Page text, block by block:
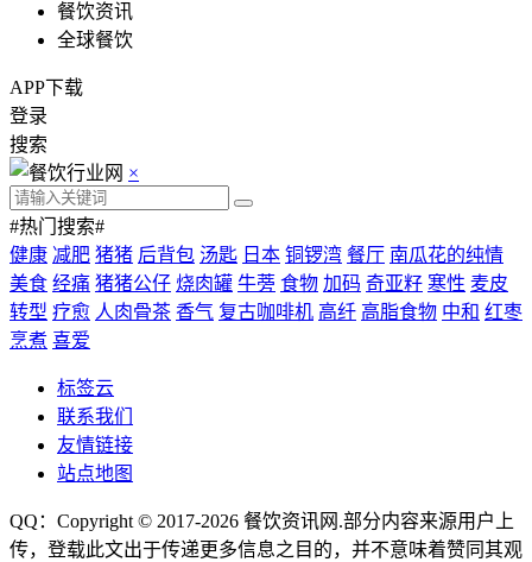
餐饮资讯
全球餐饮
APP下载
登录
搜索
×
#热门搜索#
健康 减肥 猪猪 后背包 汤匙 日本 铜锣湾 餐厅 南瓜花的纯情
美食 经痛 猪猪公仔 烧肉罐 牛蒡 食物 加码 奇亚籽 寒性 麦皮
转型 疗愈 人肉骨茶 香气 复古咖啡机 高纤 高脂食物 中和 红枣
烹煮 喜爱
标签云
联系我们
友情链接
站点地图
QQ：Copyright © 2017-2026 餐饮资讯网 .部分内容来源用户上
传，登载此文出于传递更多信息之目的，并不意味着赞同其观